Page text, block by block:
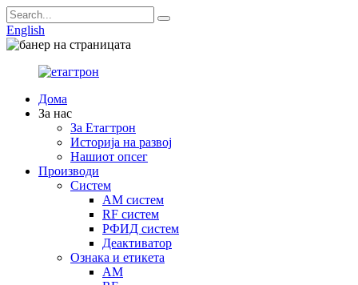
English
Дома
За нас
За Етагтрон
Историја на развој
Нашиот опсег
Производи
Систем
AM систем
RF систем
РФИД систем
Деактиватор
Ознака и етикета
AM